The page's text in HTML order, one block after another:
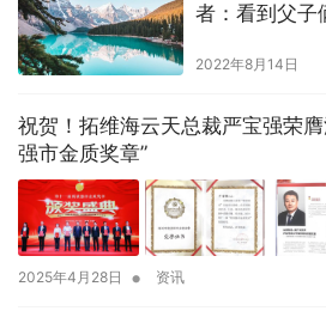
者：看到父子
2022年8月14日
祝贺！拓维海云天总裁严宝强荣
强市金质奖章”
2025年4月28日 • 资讯